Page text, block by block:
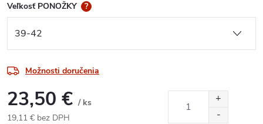
Veľkosť PONOŽKY ?
Možnosti doručenia
23,50 € / ks
19,11 € bez DPH